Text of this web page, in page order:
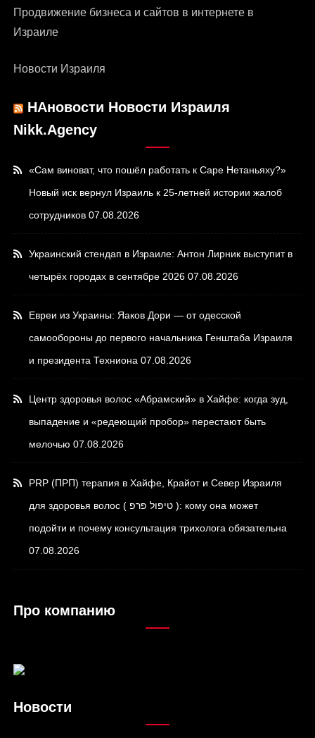
Продвижение бизнеса и сайтов в интернете в
Израиле
Новости Израиля
НАновости Новости Израиля
Nikk.Agency
«Сам виноват, что пошёл работать к Саре Нетаньяху?»
Новый иск вернул Израиль к 25-летней истории жалоб
сотрудников 07.08.2026
Украинский стендап в Израиле: Антон Лирник выступит в
четырёх городах в сентябре 2026 07.08.2026
Евреи из Украины: Яаков Дори — от одесской
самообороны до первого начальника Генштаба Израиля
и президента Техниона 07.08.2026
Центр здоровья волос «Абрaмский» в Хайфе: когда зуд,
выпадение и «редеющий пробор» перестают быть
мелочью 07.08.2026
PRP (ПРП) терапия в Хайфе, Крайот и Север Израиля
для здоровья волос ( טיפול פרפ ): кому она может
подойти и почему консультация трихолога обязательна
07.08.2026
Про компанию
Новости